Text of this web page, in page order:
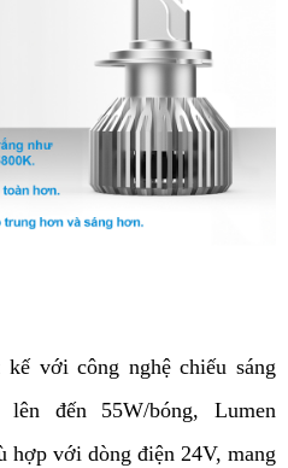
với công nghệ chiếu sáng
hợp với dòng điện 24V, mang